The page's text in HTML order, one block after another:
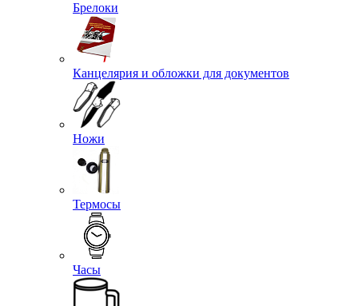
Брелоки
Канцелярия и обложки для документов
Ножи
Термосы
Часы